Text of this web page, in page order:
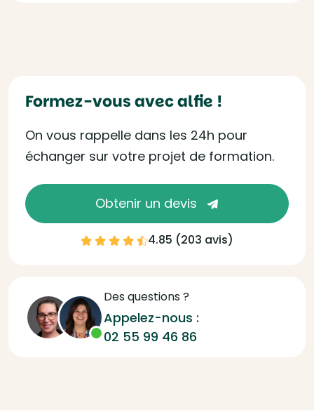
Formez-vous avec alfie !
On vous rappelle dans les 24h pour
échanger sur votre projet de formation.
Obtenir un devis
4.85 (203 avis)
Des questions ?
Appelez-nous :
02 55 99 46 86